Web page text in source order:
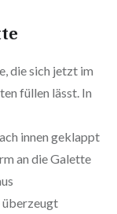
die sich jetzt im
füllen lässt. In
innen geklappt
an die Galette